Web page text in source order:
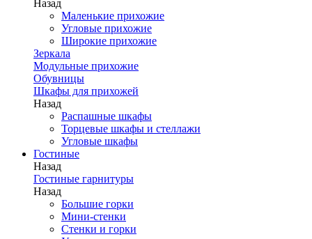
Назад
Маленькие прихожие
Угловые прихожие
Широкие прихожие
Зеркала
Модульные прихожие
Обувницы
Шкафы для прихожей
Назад
Распашные шкафы
Торцевые шкафы и стеллажи
Угловые шкафы
Гостиные
Назад
Гостиные гарнитуры
Назад
Большие горки
Мини-стенки
Стенки и горки